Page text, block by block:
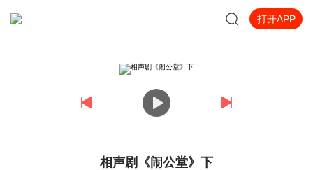
打开APP
相声剧《闹公堂》下